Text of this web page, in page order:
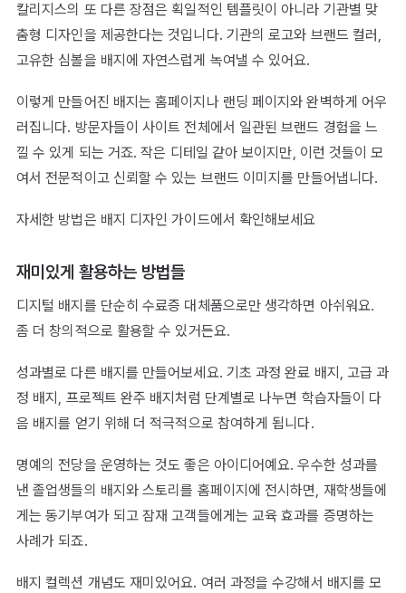
칼리지스의 또 다른 장점은 획일적인 템플릿이 아니라 기관별 맞
춤형 디자인을 제공한다는 것입니다. 기관의 로고와 브랜드 컬러,
고유한 심볼을 배지에 자연스럽게 녹여낼 수 있어요.
이렇게 만들어진 배지는 홈페이지나 랜딩 페이지와 완벽하게 어우
러집니다. 방문자들이 사이트 전체에서 일관된 브랜드 경험을 느
낄 수 있게 되는 거죠. 작은 디테일 같아 보이지만, 이런 것들이 모
여서 전문적이고 신뢰할 수 있는 브랜드 이미지를 만들어냅니다.
자세한 방법은 배지 디자인 가이드에서 확인해보세요
재미있게 활용하는 방법들
디지털 배지를 단순히 수료증 대체품으로만 생각하면 아쉬워요.
좀 더 창의적으로 활용할 수 있거든요.
성과별로 다른 배지를 만들어보세요. 기초 과정 완료 배지, 고급 과
정 배지, 프로젝트 완주 배지처럼 단계별로 나누면 학습자들이 다
음 배지를 얻기 위해 더 적극적으로 참여하게 됩니다.
명예의 전당을 운영하는 것도 좋은 아이디어예요. 우수한 성과를
낸 졸업생들의 배지와 스토리를 홈페이지에 전시하면, 재학생들에
게는 동기부여가 되고 잠재 고객들에게는 교육 효과를 증명하는
사례가 되죠.
배지 컬렉션 개념도 재미있어요. 여러 과정을 수강해서 배지를 모